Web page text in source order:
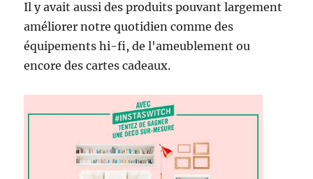
Il y avait aussi des produits pouvant largement
améliorer notre quotidien comme des
équipements hi-fi, de l'ameublement ou
encore des cartes cadeaux.